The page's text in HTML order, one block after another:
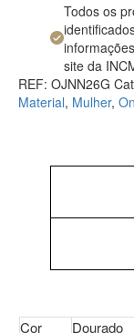
Todos os
site da
REF: OJNN26G
Material, Mulher,
Cor Dourado